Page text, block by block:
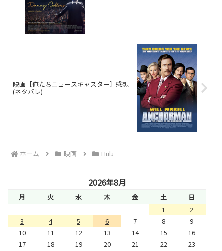
映画【俺たちニュースキャスター】感想
(ネタバレ)
ホーム 映画 Hulu
2026年8月
月 火 水 木 金 土
日
1
2
3
4 5 6 7 8
9
10
11 12 13 14 15
16
17
18 19 20 21 22
23